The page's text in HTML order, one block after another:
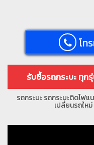
โท
รับซื้อรถกระบะ ทุ
รถกระบะ รถกระบะติดไฟ
เปลี่ยนรถให